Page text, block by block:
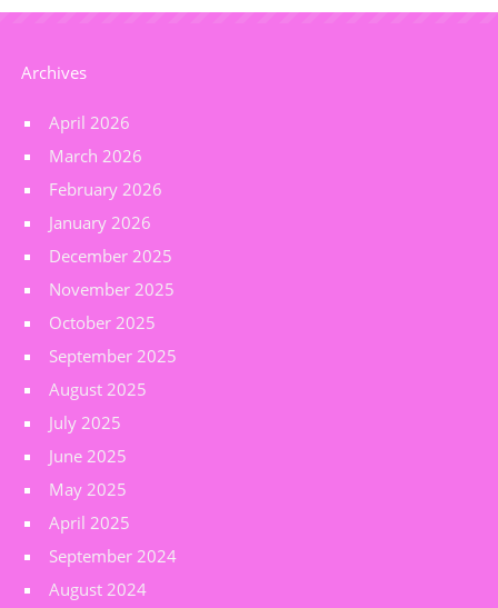
Archives
April 2026
March 2026
February 2026
January 2026
December 2025
November 2025
October 2025
September 2025
August 2025
July 2025
June 2025
May 2025
April 2025
September 2024
August 2024